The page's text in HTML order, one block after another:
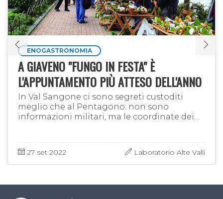
ENOGASTRONOMIA
A GIAVENO "FUNGO IN FESTA" È
L'APPUNTAMENTO PIÙ ATTESO DELL'ANNO
In Val Sangone ci sono segreti custoditi
meglio che al Pentagono: non sono
informazioni militari, ma le coordinate dei
27 set 2022 Laboratorio Alte Valli